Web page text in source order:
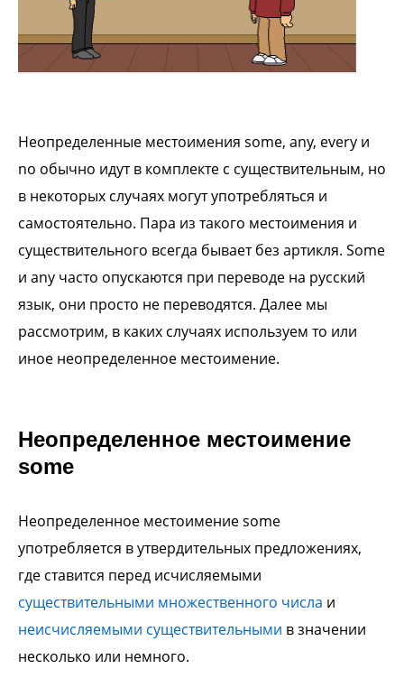
Неопределенные местоимения some, any, every и
no обычно идут в комплекте с существительным, но
в некоторых случаях могут употребляться и
самостоятельно. Пара из такого местоимения и
существительного всегда бывает без артикля. Some
и any часто опускаются при переводе на русский
язык, они просто не переводятся. Далее мы
рассмотрим, в каких случаях используем то или
иное неопределенное местоимение.
Неопределенное местоимение
some
Неопределенное местоимение some
употребляется в утвердительных предложениях,
где ставится перед исчисляемыми
существительными множественного числа и
неисчисляемыми существительными в значении
несколько или немного.